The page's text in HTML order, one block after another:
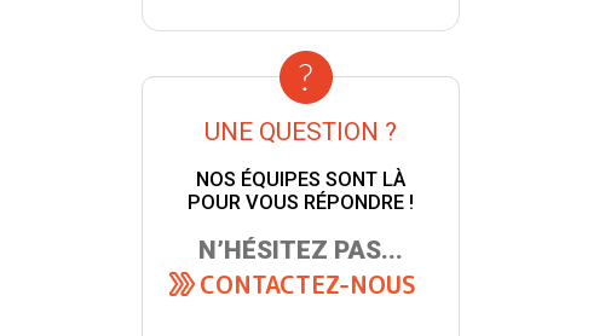
UNE QUESTION ?
NOS ÉQUIPES SONT LÀ
POUR VOUS RÉPONDRE !
N’HÉSITEZ PAS...
CONTACTEZ-NOUS